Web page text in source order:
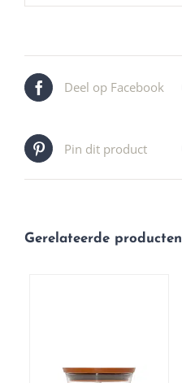
Deel op Facebook
Pin dit product
Gerelateerde producten